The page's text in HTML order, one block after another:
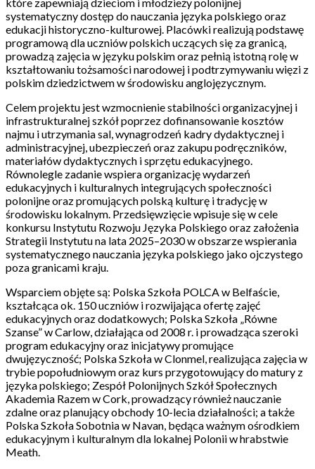
systematyczny dostęp do nauczania języka polskiego oraz
edukacji historyczno-kulturowej. Placówki realizują podstawę
programową dla uczniów polskich uczących się za granicą,
prowadzą zajęcia w języku polskim oraz pełnią istotną rolę w
kształtowaniu tożsamości narodowej i podtrzymywaniu więzi z
polskim dziedzictwem w środowisku anglojęzycznym.
Celem projektu jest wzmocnienie stabilności organizacyjnej i
infrastrukturalnej szkół poprzez dofinansowanie kosztów
najmu i utrzymania sal, wynagrodzeń kadry dydaktycznej i
administracyjnej, ubezpieczeń oraz zakupu podręczników,
materiałów dydaktycznych i sprzętu edukacyjnego.
Równolegle zadanie wspiera organizację wydarzeń
edukacyjnych i kulturalnych integrujących społeczności
polonijne oraz promujących polską kulturę i tradycję w
środowisku lokalnym. Przedsięwzięcie wpisuje się w cele
konkursu Instytutu Rozwoju Języka Polskiego oraz założenia
Strategii Instytutu na lata 2025–2030 w obszarze wspierania
systematycznego nauczania języka polskiego jako ojczystego
poza granicami kraju.
Wsparciem objęte są: Polska Szkoła POLCA w Belfaście,
kształcąca ok. 150 uczniów i rozwijająca ofertę zajęć
edukacyjnych oraz dodatkowych; Polska Szkoła „Równe
Szanse” w Carlow, działająca od 2008 r. i prowadząca szeroki
program edukacyjny oraz inicjatywy promujące
dwujęzyczność; Polska Szkoła w Clonmel, realizująca zajęcia w
trybie popołudniowym oraz kurs przygotowujący do matury z
języka polskiego; Zespół Polonijnych Szkół Społecznych
Akademia Razem w Cork, prowadzący również nauczanie
zdalne oraz planujący obchody 10-lecia działalności; a także
Polska Szkoła Sobotnia w Navan, będąca ważnym ośrodkiem
edukacyjnym i kulturalnym dla lokalnej Polonii w hrabstwie
Meath.